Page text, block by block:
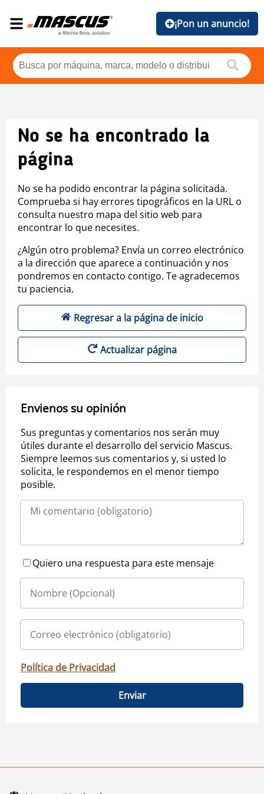
¡Pon un anuncio!
No se ha encontrado la
página
No se ha podido encontrar la página solicitada.
Comprueba si hay errores tipográficos en la URL o
consulta nuestro mapa del sitio web para
encontrar lo que necesites.
¿Algún otro problema? Envía un correo electrónico
a la dirección que aparece a continuación y nos
pondremos en contacto contigo. Te agradecemos
tu paciencia.
Regresar a la página de inicio
Actualizar página
Envienos su opinión
Sus preguntas y comentarios nos serán muy
útiles durante el desarrollo del servicio Mascus.
Siempre leemos sus comentarios y, si usted lo
solicita, le respondemos en el menor tiempo
posible.
Quiero una respuesta para este mensaje
Política de Privacidad
Enviar